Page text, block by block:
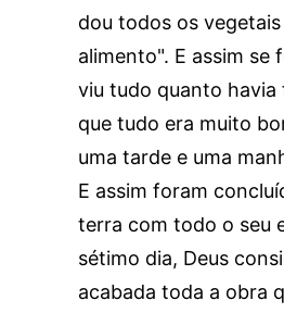
dou todos os
alimento". E assim se
viu tudo quanto havia
que tudo era muito
uma tarde e uma
E assim foram
terra com todo o seu
sétimo dia, Deus
acabada toda a obra